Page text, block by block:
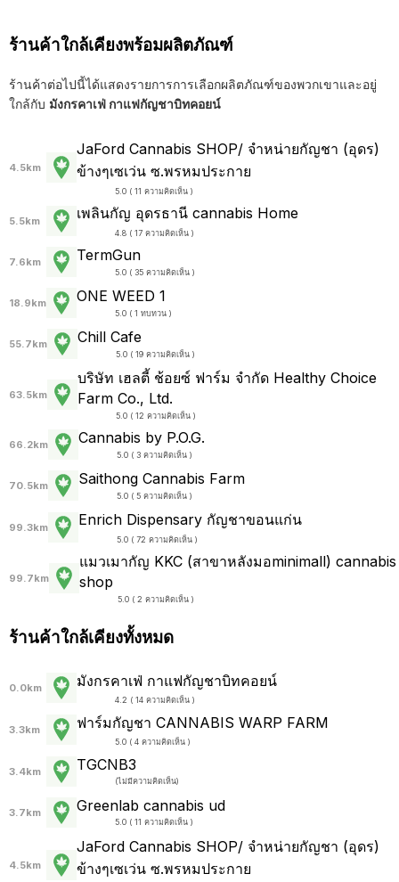
ร้านค้าใกล้เคียงพร้อมผลิตภัณฑ์
ร้านค้าต่อไปนี้ได้แสดงรายการการเลือกผลิตภัณฑ์ของพวกเขาและอยู่
ใกล้กับ มังกรคาเฟ่ กาแฟกัญชาบิทคอยน์
4.5km
JaFord Cannabis SHOP/ จำหน่ายกัญชา (อุดร)
ข้างๆเซเว่น ซ.พรหมประกาย
5.0 ( 11 ความคิดเห็น )
5.5km เพลินกัญ อุดรธานี cannabis Home
4.8 ( 17 ความคิดเห็น )
7.6km TermGun
5.0 ( 35 ความคิดเห็น )
18.9km ONE WEED 1
5.0 ( 1 ทบทวน )
55.7km Chill Cafe
5.0 ( 19 ความคิดเห็น )
63.5km
บริษัท เฮลตี้ ช้อยซ์ ฟาร์ม จำกัด Healthy Choice
Farm Co., Ltd.
5.0 ( 12 ความคิดเห็น )
66.2km Cannabis by P.O.G.
5.0 ( 3 ความคิดเห็น )
70.5km Saithong Cannabis Farm
5.0 ( 5 ความคิดเห็น )
99.3km Enrich Dispensary กัญชาขอนแก่น
5.0 ( 72 ความคิดเห็น )
99.7km
แมวเมากัญ KKC (สาขาหลังมอminimall) cannabis
shop
5.0 ( 2 ความคิดเห็น )
ร้านค้าใกล้เคียงทั้งหมด
0.0km มังกรคาเฟ่ กาแฟกัญชาบิทคอยน์
4.2 ( 14 ความคิดเห็น )
3.3km ฟาร์มกัญชา CANNABIS WARP FARM
5.0 ( 4 ความคิดเห็น )
3.4km TGCNB3
(ไม่มีความคิดเห็น)
3.7km Greenlab cannabis ud
5.0 ( 11 ความคิดเห็น )
4.5km
JaFord Cannabis SHOP/ จำหน่ายกัญชา (อุดร)
ข้างๆเซเว่น ซ.พรหมประกาย